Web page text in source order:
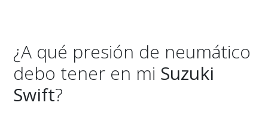
¿A qué presión de neumático
debo tener en mi Suzuki
Swift?